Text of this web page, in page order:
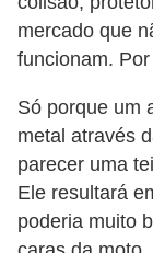
mercado que
funcionam.
Só porque um
metal através
parecer uma
Ele resultará
poderia muito
a
m
a
n
u
t